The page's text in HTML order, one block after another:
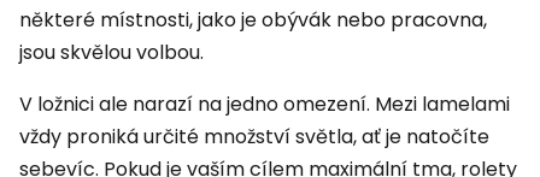
některé místnosti, jako je obývák nebo pracovna,
jsou skvělou volbou.
V ložnici ale narazí na jedno omezení. Mezi lamelami
vždy proniká určité množství světla, ať je natočíte
sebevíc. Pokud je vaším cílem maximální tma, rolety